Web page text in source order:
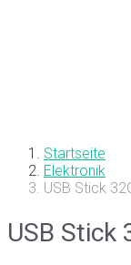
Startseite
Elektronik
USB Stick
USB Stick